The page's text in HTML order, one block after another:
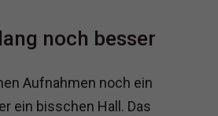
noch besser
Aufnahmen noch ein
ein bisschen Hall. Das